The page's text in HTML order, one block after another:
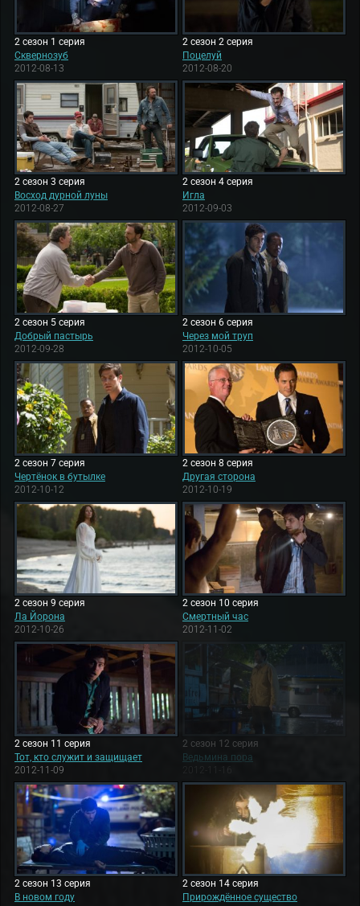
2 сезон 1 серия
Сквернозуб
2012-08-13
2 сезон 2 серия
Поцелуй
2012-08-20
2 сезон 3 серия
Восход дурной луны
2012-08-27
2 сезон 4 серия
Игла
2012-09-03
2 сезон 5 серия
Добрый пастырь
2012-09-28
2 сезон 6 серия
Через мой труп
2012-10-05
2 сезон 7 серия
Чертёнок в бутылке
2012-10-12
2 сезон 8 серия
Другая сторона
2012-10-19
2 сезон 9 серия
Ла Йорона
2012-10-26
2 сезон 10 серия
Смертный час
2012-11-02
2 сезон 11 серия
Тот, кто служит и защищает
2012-11-09
2 сезон 12 серия
Ведьмина пора
2012-11-16
2 сезон 13 серия
В новом году
2 сезон 14 серия
Прирождённое существо